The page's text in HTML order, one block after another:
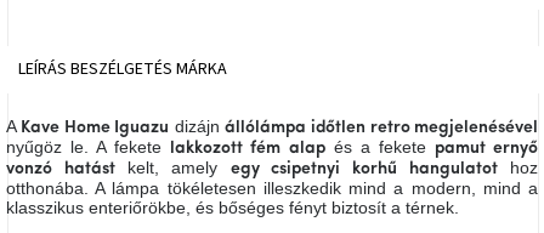
asztalon
A
tűz
mellett
ülve
LEÍRÁS BESZÉLGETÉS MÁRKA
A Kave Home Iguazu dizájn állólámpa időtlen retro megjelenésével
nyűgöz le. A fekete lakkozott fém alapés a fekete pamut ernyő
vonzó
hatást kelt, amely egy csipetnyi korhű hangulatothoz
otthonába. A lámpa tökéletesen illeszkedik mind a modern, mind a
klasszikus enteriőrökbe, és bőséges fényt biztosít a térnek.